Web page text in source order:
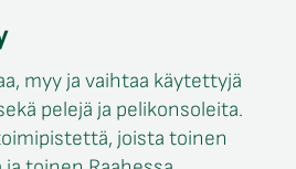
myy ja vaihtaa käytettyjä
pelejä ja pelikonsoleita.
joista toinen